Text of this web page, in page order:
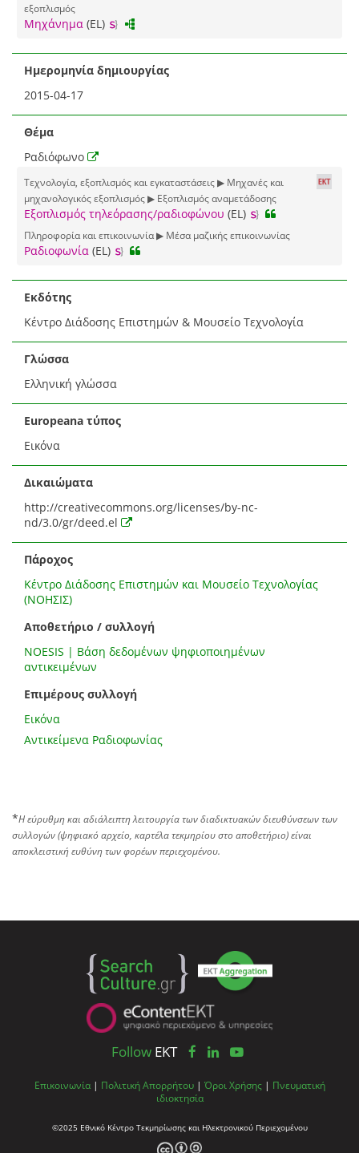
εξοπλισμός
Μηχάνημα (EL)
Ημερομηνία δημιουργίας
2015-04-17
Θέμα
Ραδιόφωνο
Τεχνολογία, εξοπλισμός και εγκαταστάσεις ▶ Μηχανές και
μηχανολογικός εξοπλισμός ▶ Εξοπλισμός αναμετάδοσης
Εξοπλισμός τηλεόρασης/ραδιοφώνου (EL)
Πληροφορία και επικοινωνία ▶ Μέσα μαζικής επικοινωνίας
Ραδιοφωνία (EL)
Εκδότης
Κέντρο Διάδοσης Επιστημών & Μουσείο Τεχνολογία
Γλώσσα
Ελληνική γλώσσα
Europeana τύπος
Εικόνα
Δικαιώματα
http://creativecommons.org/licenses/by-nc-
nd/3.0/gr/deed.el
Πάροχος
Κέντρο Διάδοσης Επιστημών και Μουσείο Τεχνολογίας
(ΝΟΗΣΙΣ)
Αποθετήριο / συλλογή
NOESIS | Βάση δεδομένων ψηφιοποιημένων
αντικειμένων
Επιμέρους συλλογή
Εικόνα
Αντικείμενα Ραδιοφωνίας
*Η εύρυθμη και αδιάλειπτη λειτουργία των διαδικτυακών διευθύνσεων των
συλλογών (ψηφιακό αρχείο, καρτέλα τεκμηρίου στο αποθετήριο) είναι
αποκλειστική ευθύνη των φορέων περιεχομένου.
Follow EKT
Επικοινωνία | Πολιτική Απορρήτου | Όροι Χρήσης | Πνευματική
ιδιοκτησία
©2025 Εθνικό Κέντρο Τεκμηρίωσης και Ηλεκτρονικού Περιεχομένου